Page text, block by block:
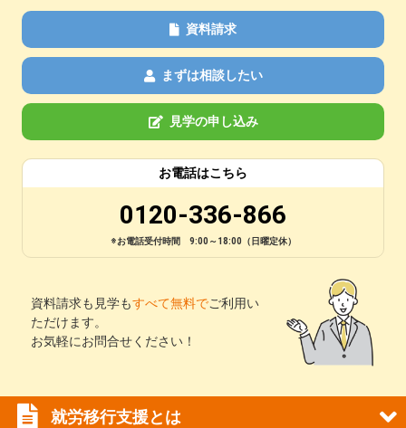
資料請求
まずは相談したい
見学の申し込み
お電話はこちら
0120-336-866
※お電話受付時間 9:00～18:00（日曜定休）
資料請求も見学もすべて無料でご利用い
ただけます。
お気軽にお問合せください！
就労移行支援とは